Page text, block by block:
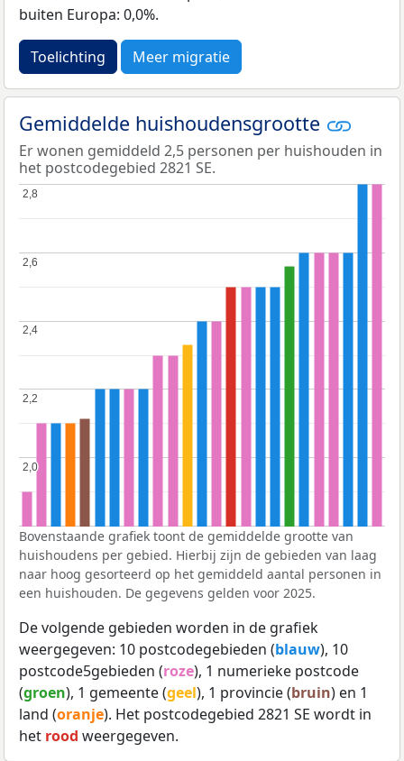
buiten Europa: 0,0%.
Toelichting Meer migratie
Gemiddelde huishoudensgrootte
Er wonen gemiddeld 2,5 personen per huishouden in
het postcodegebied 2821 SE.
2,0
2,0
2,2
2,2
2,4
2,4
2,6
2,6
2,8
2,8
Bovenstaande grafiek toont de gemiddelde grootte van
huishoudens per gebied. Hierbij zijn de gebieden van laag
naar hoog gesorteerd op het gemiddeld aantal personen in
een huishouden. De gegevens gelden voor 2025.
De volgende gebieden worden in de grafiek
weergegeven: 10 postcodegebieden (blauw), 10
postcode5gebieden (roze), 1 numerieke postcode
(groen), 1 gemeente (geel), 1 provincie (bruin) en 1
land (oranje). Het postcodegebied 2821 SE wordt in
het rood weergegeven.